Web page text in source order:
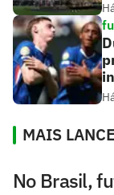
MAIS
No Brasil,